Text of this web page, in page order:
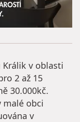
Králik v oblasti
2 až 15
30.000kč.
malé obci
v